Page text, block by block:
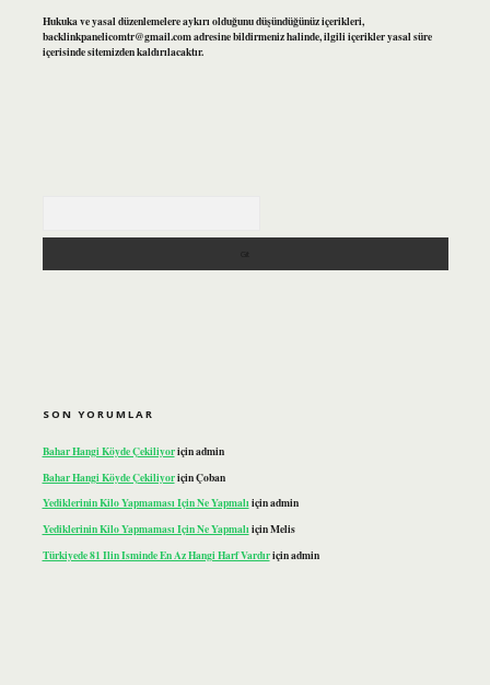
Hukuka ve yasal düzenlemelere aykırı olduğunu düşündüğünüz içerikleri,
backlinkpanelicomtr@gmail.comadresine bildirmeniz halinde, ilgili içerikler yasal süre
içerisinde sitemizden kaldırılacaktır.
SON YORUMLAR
Bahar Hangi Köyde Çekiliyoriçinadmin
Bahar Hangi Köyde ÇekiliyoriçinÇoban
Yediklerinin Kilo Yapmaması Için Ne Yapmalıiçinadmin
Yediklerinin Kilo Yapmaması Için Ne YapmalıiçinMelis
Türkiyede 81 Ilin Isminde En Az Hangi Harf Vardıriçinadmin